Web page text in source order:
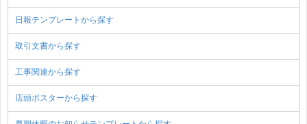
日報テンプレートから探す
取引文書から探す
工事関連から探す
店頭ポスターから探す